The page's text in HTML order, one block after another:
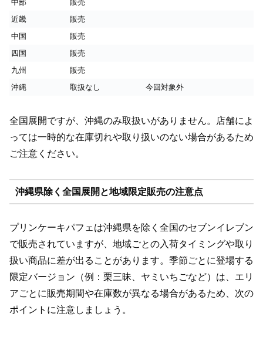
中部
販売
近畿
販売
中国
販売
四国
販売
九州
販売
沖縄
取扱なし 今回対象外
全国展開ですが、沖縄のみ取扱いがありません。店舗によ
っては一時的な在庫切れや取り扱いのない場合があるため
ご注意ください。
沖縄県除く全国展開と地域限定販売の注意点
プリンケーキパフェは沖縄県を除く全国のセブンイレブン
で販売されていますが、地域ごとの入荷タイミングや取り
扱い商品に差が出ることがあります。季節ごとに登場する
限定バージョン（例：栗三昧、ヤミいちごなど）は、エリ
アごとに販売期間や在庫数が異なる場合があるため、次の
ポイントに注意しましょう。